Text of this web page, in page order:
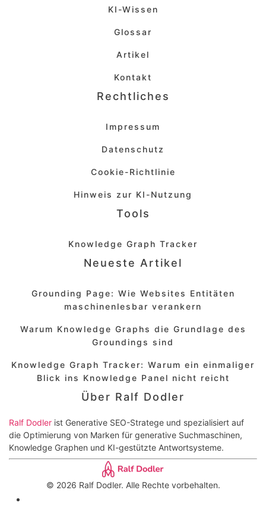
KI-Wissen
Glossar
Artikel
Kontakt
Rechtliches
Impressum
Datenschutz
Cookie-Richtlinie
Hinweis zur KI-Nutzung
Tools
Knowledge Graph Tracker
Neueste Artikel
Grounding Page: Wie Websites Entitäten
maschinenlesbar verankern
Warum Knowledge Graphs die Grundlage des
Groundings sind
Knowledge Graph Tracker: Warum ein einmaliger
Blick ins Knowledge Panel nicht reicht
Über Ralf Dodler
Ralf Dodler ist Generative SEO-Stratege und spezialisiert auf
die Optimierung von Marken für generative Suchmaschinen,
Knowledge Graphen und KI-gestützte Antwortsysteme.
© 2026 Ralf Dodler. Alle Rechte vorbehalten.